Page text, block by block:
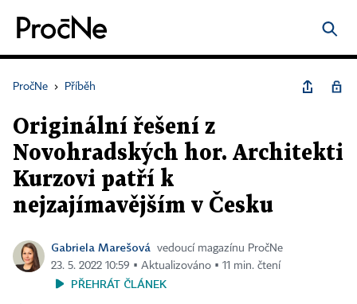
PročNe › Příběh
Originální řešení z
Novohradských hor. Architekti
Kurzovi patří k
nejzajímavějším v Česku
Gabriela Marešová
vedoucí magazínu PročNe
23. 5. 2022 10:59 ▪ Aktualizováno ▪ 11 min. čtení
PŘEHRÁT ČLÁNEK